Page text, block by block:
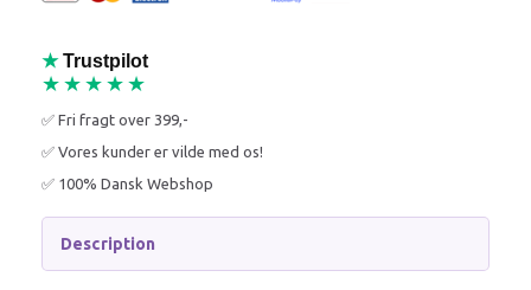
★ Trustpilot
★★★★★
✅ Fri fragt over 399,-
✅ Vores kunder er vilde med os!
✅ 100% Dansk Webshop
Description